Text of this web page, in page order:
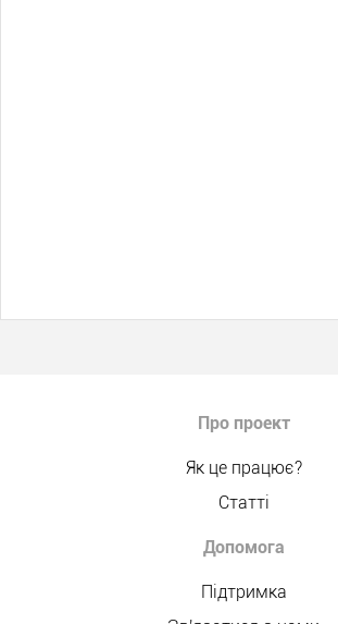
Про проект
Як це працює?
Статті
Допомога
Підтримка